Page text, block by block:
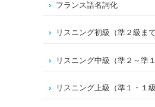
フランス語名詞化
リスニング初級（準２級まで
リスニング中級（準２～準１
リスニング上級（準１・１級